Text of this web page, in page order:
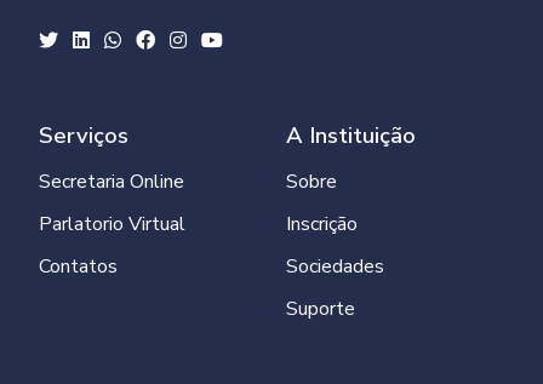
Serviços
Secretaria Online
Parlatorio Virtual
Contatos
A Instituição
Sobre
Inscrição
Sociedades
Suporte